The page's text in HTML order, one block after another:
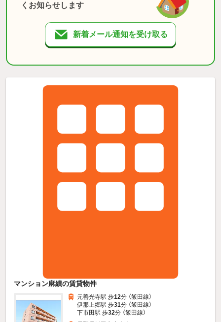
くお知らせします
新着メール通知を受け取る
マンション麻績の賃貸物件
元善光寺駅 歩12分 （飯田線）
伊那上郷駅 歩31分 （飯田線）
下市田駅 歩32分 （飯田線）